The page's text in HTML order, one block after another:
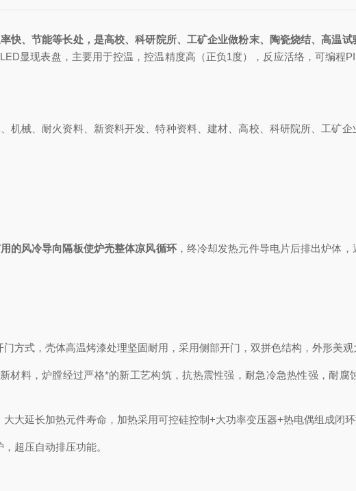
快、节能等长处，是高校、科研院所、工矿企业做粉末、陶瓷烧结、高温
显现表盘，主要用于控温，控温精度高（正负1度），反应活络，可编程
械、耐火资料、新资料开发、特种资料、建材、高校、科研院所、工矿企
的风冷导向隔板使炉壳整体凉风循环，终冷却发热元件导电片后排出炉体
式，壳体高温烤漆处理坚固耐用，采用侧部开门，双拼色结构，外形美观
料，炉膛经过严格*的新工艺构筑，抗热震性强，耐急冷急热性强，耐腐
延长加热元件寿命，加热采用可控硅控制+大功率变压器+热电偶组成闭环
超压自动排压功能。